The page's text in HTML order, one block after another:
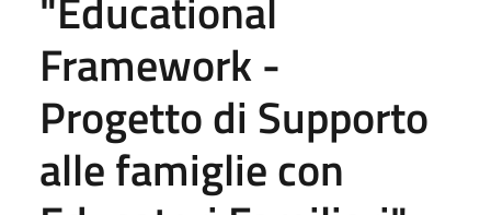
Framework -
Progetto di Supporto
alle famiglie con